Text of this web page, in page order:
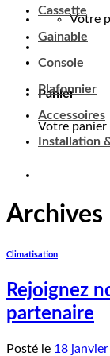
Panier
Votre panier
Cassette
Gainable
Console
Plafonnier
Accessoires
Installation
Archives
Climatisation
Rejoignez
partenaire
Posté le 18